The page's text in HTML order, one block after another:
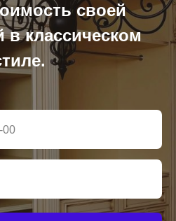
своей
в классическом